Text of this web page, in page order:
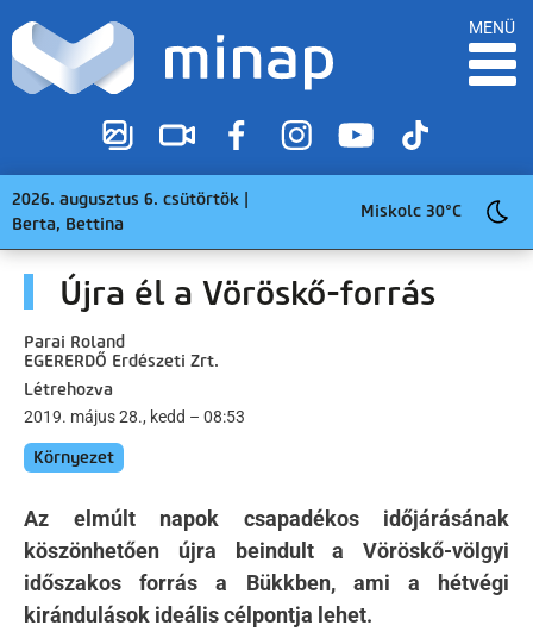
MENÜ
2026. augusztus 6. csütörtök |
Berta, Bettina
Miskolc 30°C
Újra él a Vöröskő-forrás
Parai Roland
EGERERDŐ Erdészeti Zrt.
Létrehozva
2019. május 28., kedd – 08:53
Környezet
Az elmúlt napok csapadékos időjárásának
köszönhetően újra beindult a Vöröskő-völgyi
időszakos forrás a Bükkben, ami a hétvégi
kirándulások ideális célpontja lehet.